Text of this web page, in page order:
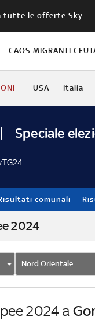
tutte le offerte Sky
CAOS MIGRANTI
USA Italia
Speciale
comunali
2024
Nord Orientale
2024 a